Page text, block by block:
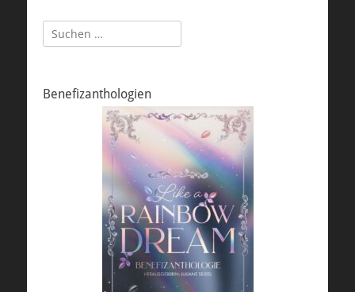
Suchen
nach:
Benefizanthologien